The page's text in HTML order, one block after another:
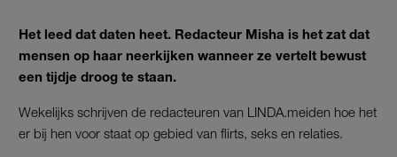
Het leed dat daten heet. Redacteur Misha is het zat dat
mensen op haar neerkijken wanneer ze vertelt bewust
een tijdje droog te staan.
Wekelijks schrijven de redacteuren van LINDA.meiden hoe het
er bij hen voor staat op gebied van flirts, seks en relaties.